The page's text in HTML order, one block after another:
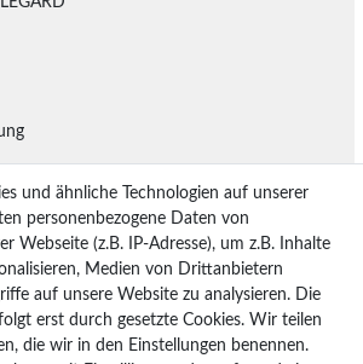
und ähnliche Technologien auf unserer
personenbezogene Daten von
Webseite (z.B. IP-Adresse), um z.B. Inhalte
Medien von Drittanbietern
auf unsere Website zu analysieren. Die
erst durch gesetzte Cookies. Wir teilen
die wir in den Einstellungen benennen.